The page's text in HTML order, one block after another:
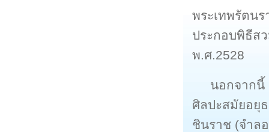
พระเทพรัตน
ประกอบพิธีส
พ.ศ.2528
นอกจากนี้
ศิลปะสมัยอยุ
ชินราช (จำล